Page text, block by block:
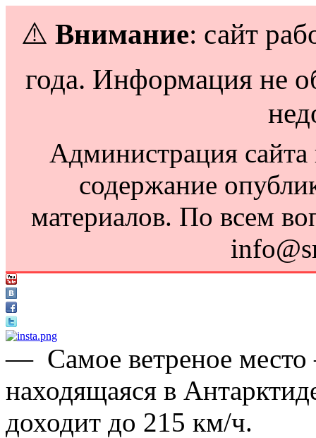
⚠️ Внимание: сайт
года. Информация не
Администрация сайта
содержание
материалов. По всем
— Самое ветреное
находящаяся в
доходит до 215 км/ч.